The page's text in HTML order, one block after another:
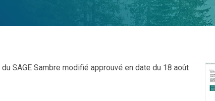
SAGE Sambre modifié approuvé en date du 18 août